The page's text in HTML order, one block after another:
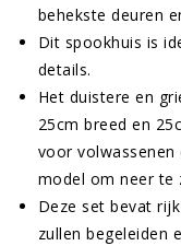
behekste deuren
Dit spookhuis is
details.
Het duistere en
25cm breed en
voor volwassenen
model om neer te
Deze set bevat
zullen begeleiden